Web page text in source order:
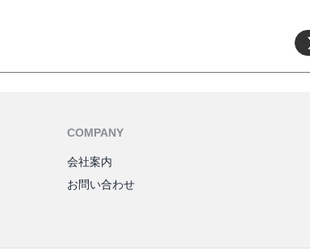
COMPANY
会社案内
お問い合わせ